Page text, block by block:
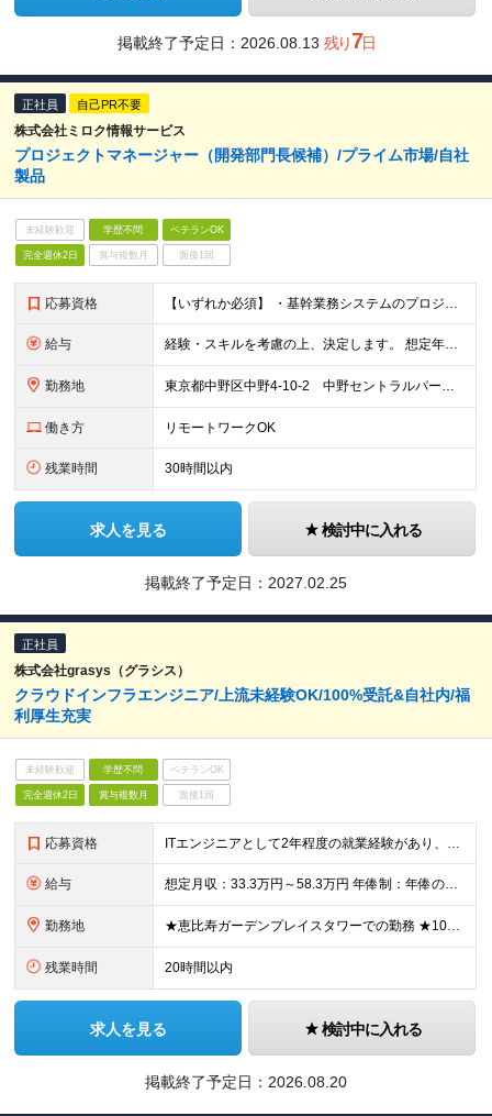
掲載終了予定日： 2026.08.13 残り7日
正社員 自己PR不要
株式会社ミロク情報サービス
プロジェクトマネージャー（開発部門長候補）/プライム市場/自社
製品
未経験歓迎 学歴不問 ベテランOK
完全週休2日 賞与複数月 面接1回
応募資格 【いずれか必須】 ・基幹業務システムのプロジェクト管理経験（3年以上） ・30人月以上のプロジェクト管理経験（1回以上）
給与 経験・スキルを考慮の上、決定します。 想定年収720万円〜1,800万円 ※管理職のため年俸制 ※試用期間3カ月 ※試用期間中の給与・待遇に差異はありません。
勤務地 東京都中野区中野4-10-2 中野セントラルパークサウス16F （将来的な就業場所の変更の範囲）会社の定める事業所への異動（総合職は転居を伴う配置転換を含む）を命じることがある。
働き方 リモートワークOK
残業時間 30時間以内
求人を見る 検討中に入れる
掲載終了予定日： 2027.02.25
正社員
株式会社grasys（グラシス）
クラウドインフラエンジニア/上流未経験OK/100%受託&自社内/福
利厚生充実
未経験歓迎 学歴不問 ベテランOK
完全週休2日 賞与複数月 面接1回
応募資格 ITエンジニアとして2年程度の就業経験があり、下記いずれかのご経験をお持ちの方。 【インフラ経験者向け】 ・Ksh、Bash、 Zsh等のシェルスクリプトを使用した設計/構築/運用いずれかの実務経験
給与 想定月収：33.3万円～58.3万円 年俸制：年俸の1/12を毎月支給／400万～700万円(12分割)＋各種手当+業績賞与＋交通費 ★昇給査定年2回 ★3か月ごとのインセンティブあり ★入社1年後に
勤務地 ★恵比寿ガーデンプレイスタワーでの勤務 ★100％自社内開発＆受託案件 【本社】 東京都渋谷区恵比寿4-20-3 恵比寿ガーデンプレイスタワー11階 ※(変更の範囲)上記を除く当社関連勤務地
残業時間 20時間以内
求人を見る 検討中に入れる
掲載終了予定日： 2026.08.20